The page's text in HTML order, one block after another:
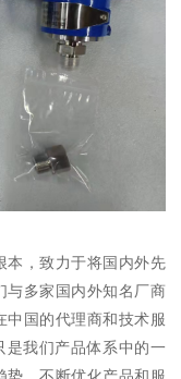
本，致力于将国内外先
与多家国内外知名厂商
中国的代理商和技术服
是我们产品体系中的一